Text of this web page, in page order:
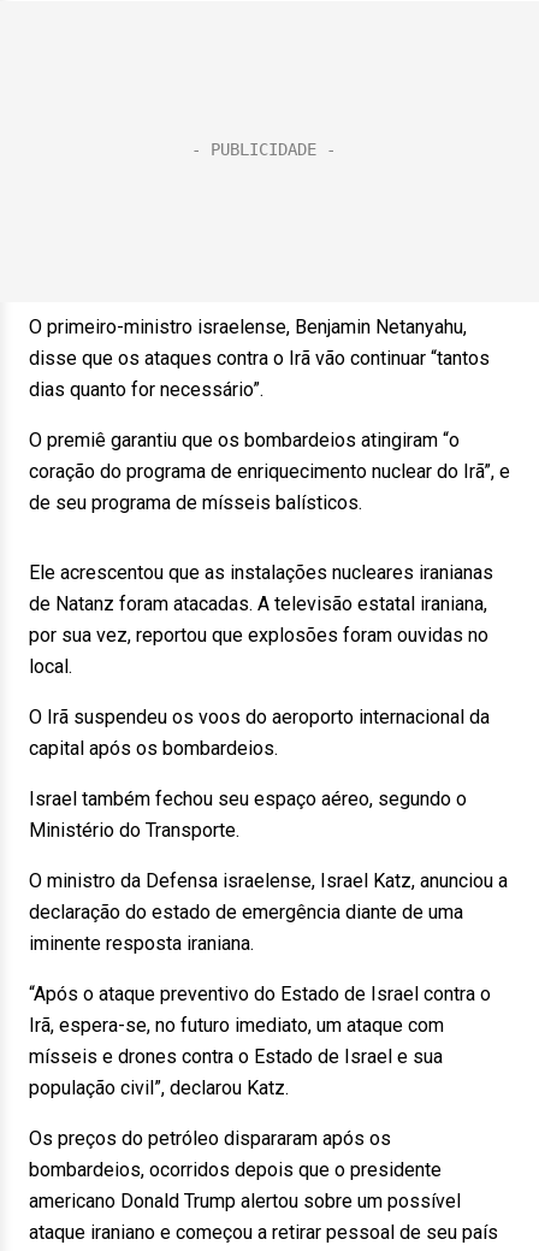
O primeiro-ministro israelense, Benjamin Netanyahu,
disse que os ataques contra o Irã vão continuar “tantos
dias quanto for necessário”.
O premiê garantiu que os bombardeios atingiram “o
coração do programa de enriquecimento nuclear do Irã”, e
de seu programa de mísseis balísticos.
Ele acrescentou que as instalações nucleares iranianas
de Natanz foram atacadas. A televisão estatal iraniana,
por sua vez, reportou que explosões foram ouvidas no
local.
O Irã suspendeu os voos do aeroporto internacional da
capital após os bombardeios.
Israel também fechou seu espaço aéreo, segundo o
Ministério do Transporte.
O ministro da Defensa israelense, Israel Katz, anunciou a
declaração do estado de emergência diante de uma
iminente resposta iraniana.
“Após o ataque preventivo do Estado de Israel contra o
Irã, espera-se, no futuro imediato, um ataque com
mísseis e drones contra o Estado de Israel e sua
população civil”, declarou Katz.
Os preços do petróleo dispararam após os
bombardeios, ocorridos depois que o presidente
americano Donald Trump alertou sobre um possível
ataque iraniano e começou a retirar pessoal de seu país